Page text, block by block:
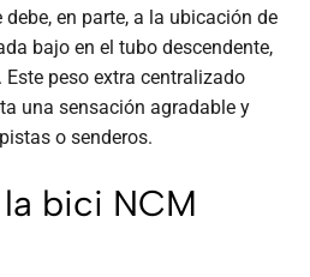
en parte, a la ubicación de
bajo en el tubo descendente,
peso extra centralizado
una sensación agradable y
o senderos.
bici NCM